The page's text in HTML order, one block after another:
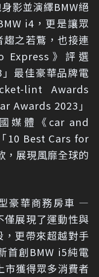
影並演繹BMW絕
i4，更是讓眾
之若鶩，也接連
Express》評選
最佳豪華品牌電
lint Awards
Awards 2023」
媒體《car and
10 Best Cars for
，展現風靡全球的
豪華商務房車 —
僅展現了運動性與
更帶來超越對手
首創BMW i5純電
市獲得眾多消費者